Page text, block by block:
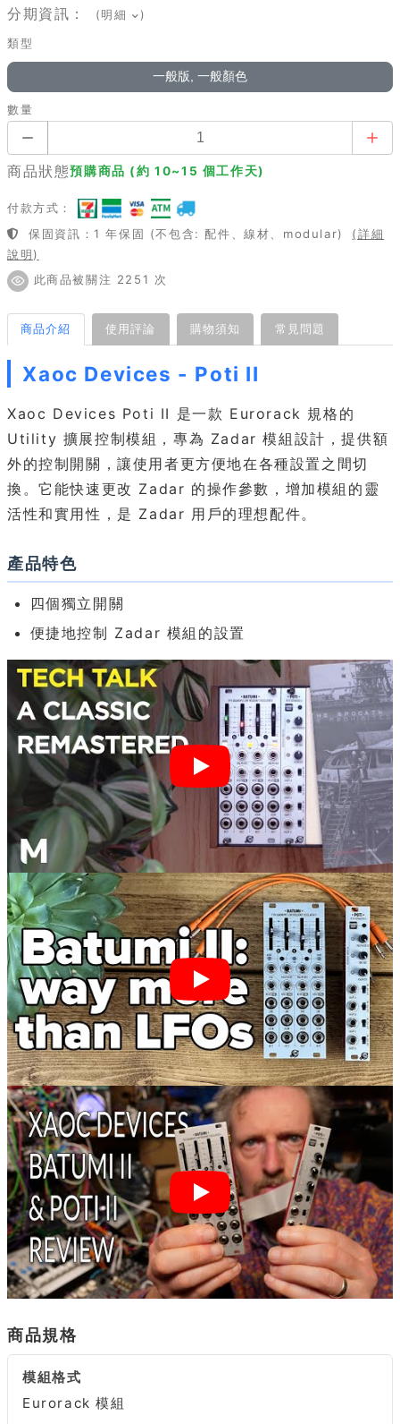
分期資訊： (明細 )
類型
一般版, 一般顏色
數量
商品狀態預購商品 (約 10~15 個工作天)
付款方式：
保固資訊：1 年保固 (不包含: 配件、線材、modular)
(詳細
說明)
此商品被關注 2251 次
商品介紹 使用評論 購物須知 常見問題
Xaoc Devices - Poti II
Xaoc Devices Poti II 是一款 Eurorack 規格的
Utility 擴展控制模組，專為 Zadar 模組設計，提供額
外的控制開關，讓使用者更方便地在各種設置之間切
換。它能快速更改 Zadar 的操作參數，增加模組的靈
活性和實用性，是 Zadar 用戶的理想配件。
產品特色
四個獨立開關
便捷地控制 Zadar 模組的設置
商品規格
模組格式
Eurorack 模組